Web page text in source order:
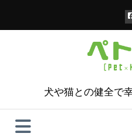
犬や猫との健全で